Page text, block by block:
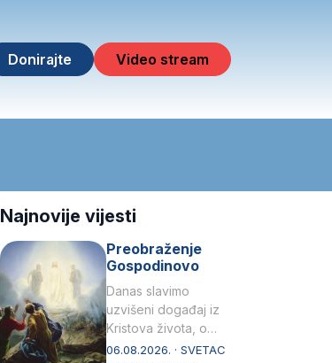
Donirajte Video stream
Najnovije vijesti
Preobraženje
Gospodinovo
Danas slavimo
uzvišeni događaj iz
Kristova života, o
kojem nas izvješćuju
06.08.2026. · SVETAC